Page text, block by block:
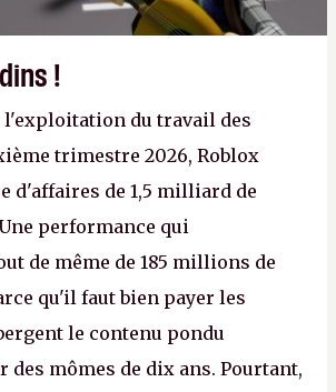
!
l'exploitation du travail des
trimestre 2026, Roblox
d'affaires de 1,5 milliard de
performance qui
de même de 185 millions de
qu'il faut bien payer les
le contenu pondu
des mômes de dix ans. Pourtant,